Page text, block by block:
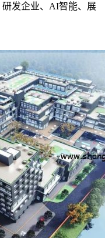
发企业、AI智能、展